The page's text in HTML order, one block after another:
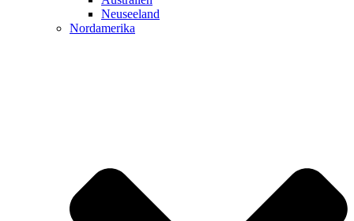
Neuseeland
Nordamerika